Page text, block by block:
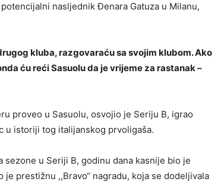
nasljednik Đenara Gatuza u Milanu,
kluba, razgovaraću sa svojim klubom. Ako
ću reći Sasuolu da je vrijeme za rastanak –
proveo u Sasuolu, osvojio je Seriju B, igrao
u istoriji tog italijanskog prvoligaša.
sezone u Seriji B, godinu dana kasnije bio je
prestižnu ,,Bravo“ nagradu, koja se dodeljivala